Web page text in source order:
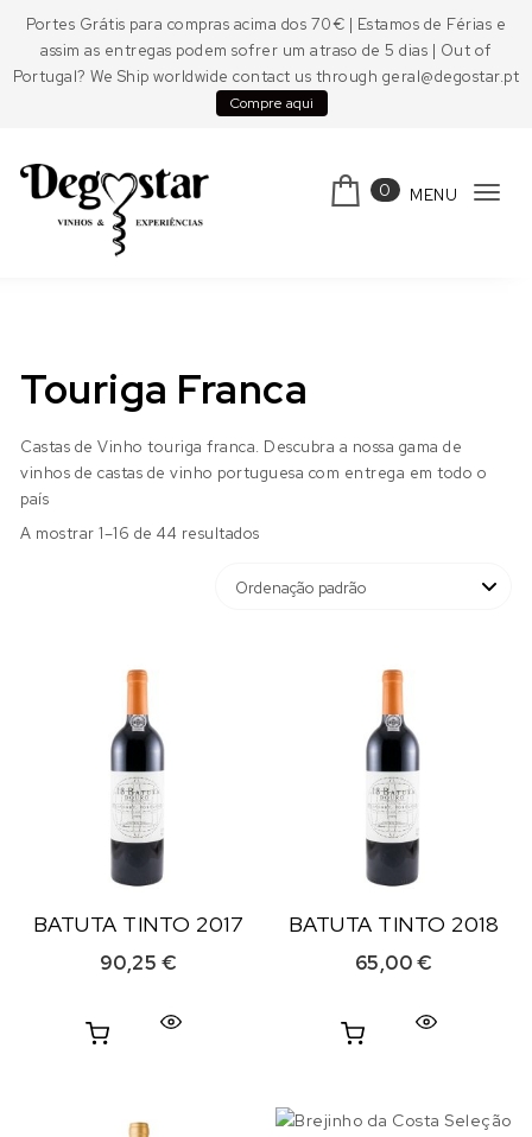
Portes Grátis para compras acima dos 70€ | Estamos de Férias e
assim as entregas podem sofrer um atraso de 5 dias | Out of
Portugal? We Ship worldwide contact us through geral@degostar.pt
Compre aqui
0 MENU
Touriga Franca
Castas de Vinho touriga franca. Descubra a nossa gama de
vinhos de castas de vinho portuguesa com entrega em todo o
país
A mostrar 1–16 de 44 resultados
BATUTA TINTO 2017
90,25 €
BATUTA TINTO 2018
65,00€